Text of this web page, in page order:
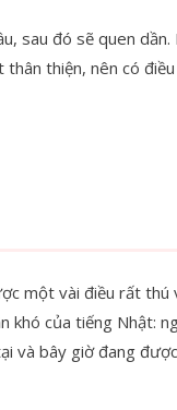
sau đó sẽ quen dần.
thiện, nên có
một vài điều rất thú
khó của tiếng Nhật:
và bây giờ đang